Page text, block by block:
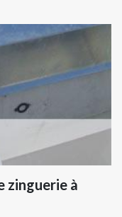
zinguerie à